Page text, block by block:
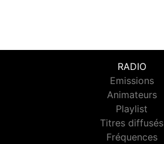
RADIO
Emissions
Animateurs
Playlist
Titres diffusés
Fréquences